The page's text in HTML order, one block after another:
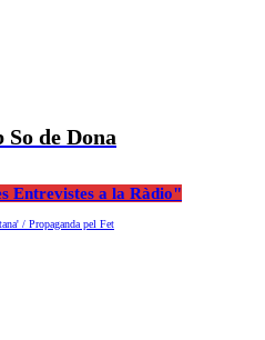
So de Dona
Entrevistes a la Ràdio"